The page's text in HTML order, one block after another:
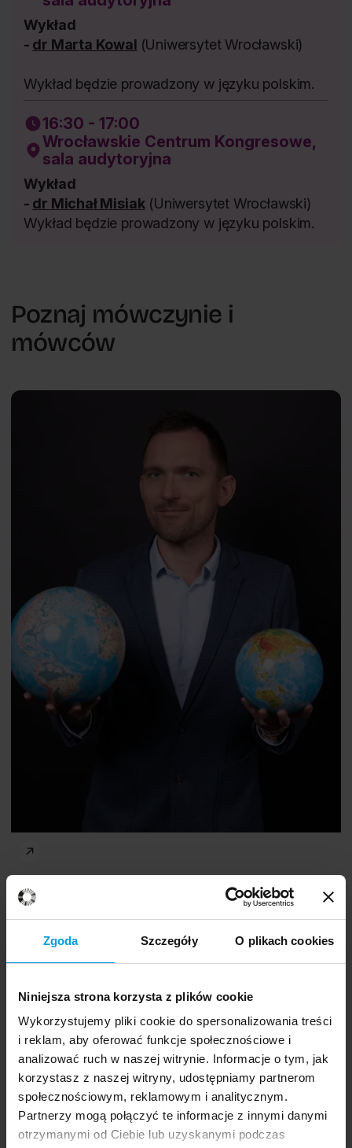
Zgoda Szczegóły O plikach cookies
Niniejsza strona korzysta z plików cookie
Wykorzystujemy pliki cookie do spersonalizowania treści
i reklam, aby oferować funkcje społecznościowe i
analizować ruch w naszej witrynie. Informacje o tym, jak
korzystasz z naszej witryny, udostępniamy partnerom
społecznościowym, reklamowym i analitycznym.
Partnerzy mogą połączyć te informacje z innymi danymi
otrzymanymi od Ciebie lub uzyskanymi podczas
Wykład
- dr Marta Kowal (Uniwersytet Wrocławski)
Wykład będzie prowadzony w języku polskim.
16:30 - 17:00
Wrocławskie Centrum Kongresowe,
sala audytoryjna
Wykład
- dr Michał Misiak(Uniwersytet Wrocławski)
Wykład będzie prowadzony w języku polskim.
Poznaj mówczynie i
mówców
Nowe wyzwania psychologii
Piotr
Piotr Sorokowski
Marta
Kowal